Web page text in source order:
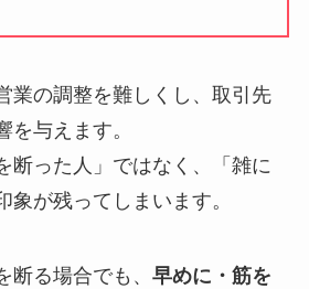
業の調整を難しくし、取引先
を与えます。
断った人」ではなく、「雑に
象が残ってしまいます。
断る場合でも、 早めに・筋を